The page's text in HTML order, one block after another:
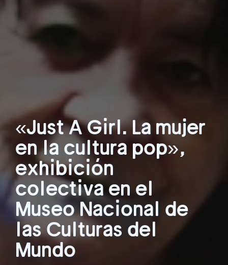
«Just A Girl. La mujer
en la cultura pop»,
exhibición
colectiva en el
Museo Nacional de
las Culturas del
Mundo